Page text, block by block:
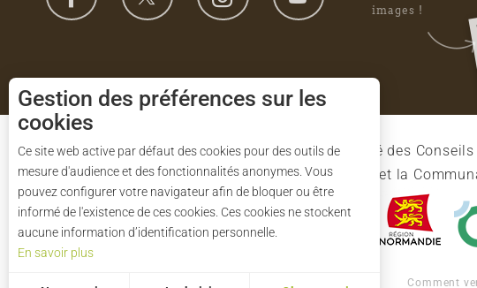
images !
Le Syndicat Mixte de gestion du Parc est composé des
l'Eure-et-Loir et des 91 communes du Parc. L'Etat et la
Comment
Gestion des préférences sur les
cookies
Ce site web active par défaut des cookies pour des outils de
mesure d'audience et des fonctionnalités anonymes. Vous
pouvez configurer votre navigateur afin de bloquer ou être
informé de l'existence de ces cookies. Ces cookies ne stockent
aucune information d’identification personnelle.
En savoir plus